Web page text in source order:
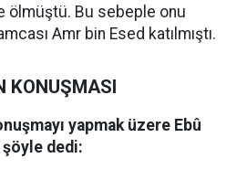
ölmüştü. Bu sebeple onu
Amr bin Esed katılmıştı.
KONUŞMASI
yapmak üzere Ebû
şöyle dedi: